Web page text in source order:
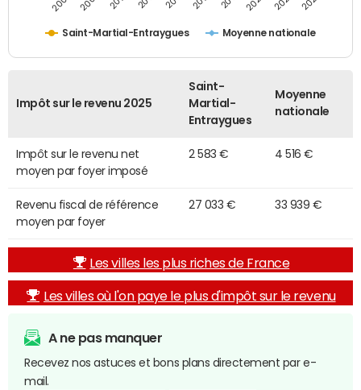
Saint-Martial-Entraygues Moyenne nationale
Impôt sur le revenu 2025
Saint-
Martial-
Entraygues
Moyenne
nationale
Impôt sur le revenu net
moyen par foyer imposé
2 583 € 4 516 €
Revenu fiscal de référence
moyen par foyer
27 033 € 33 939 €
Les villes les plus riches de France
Les villes où l'on paye le plus d'impôt sur le revenu
A ne pas manquer
Recevez nos astuces et bons plans directement par e-
mail.